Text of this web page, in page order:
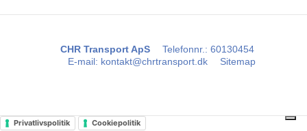
CHR Transport ApS Telefonnr.: 60130454
E-mail: kontakt@chrtransport.dk Sitemap
Privatlivspolitik Cookiepolitik